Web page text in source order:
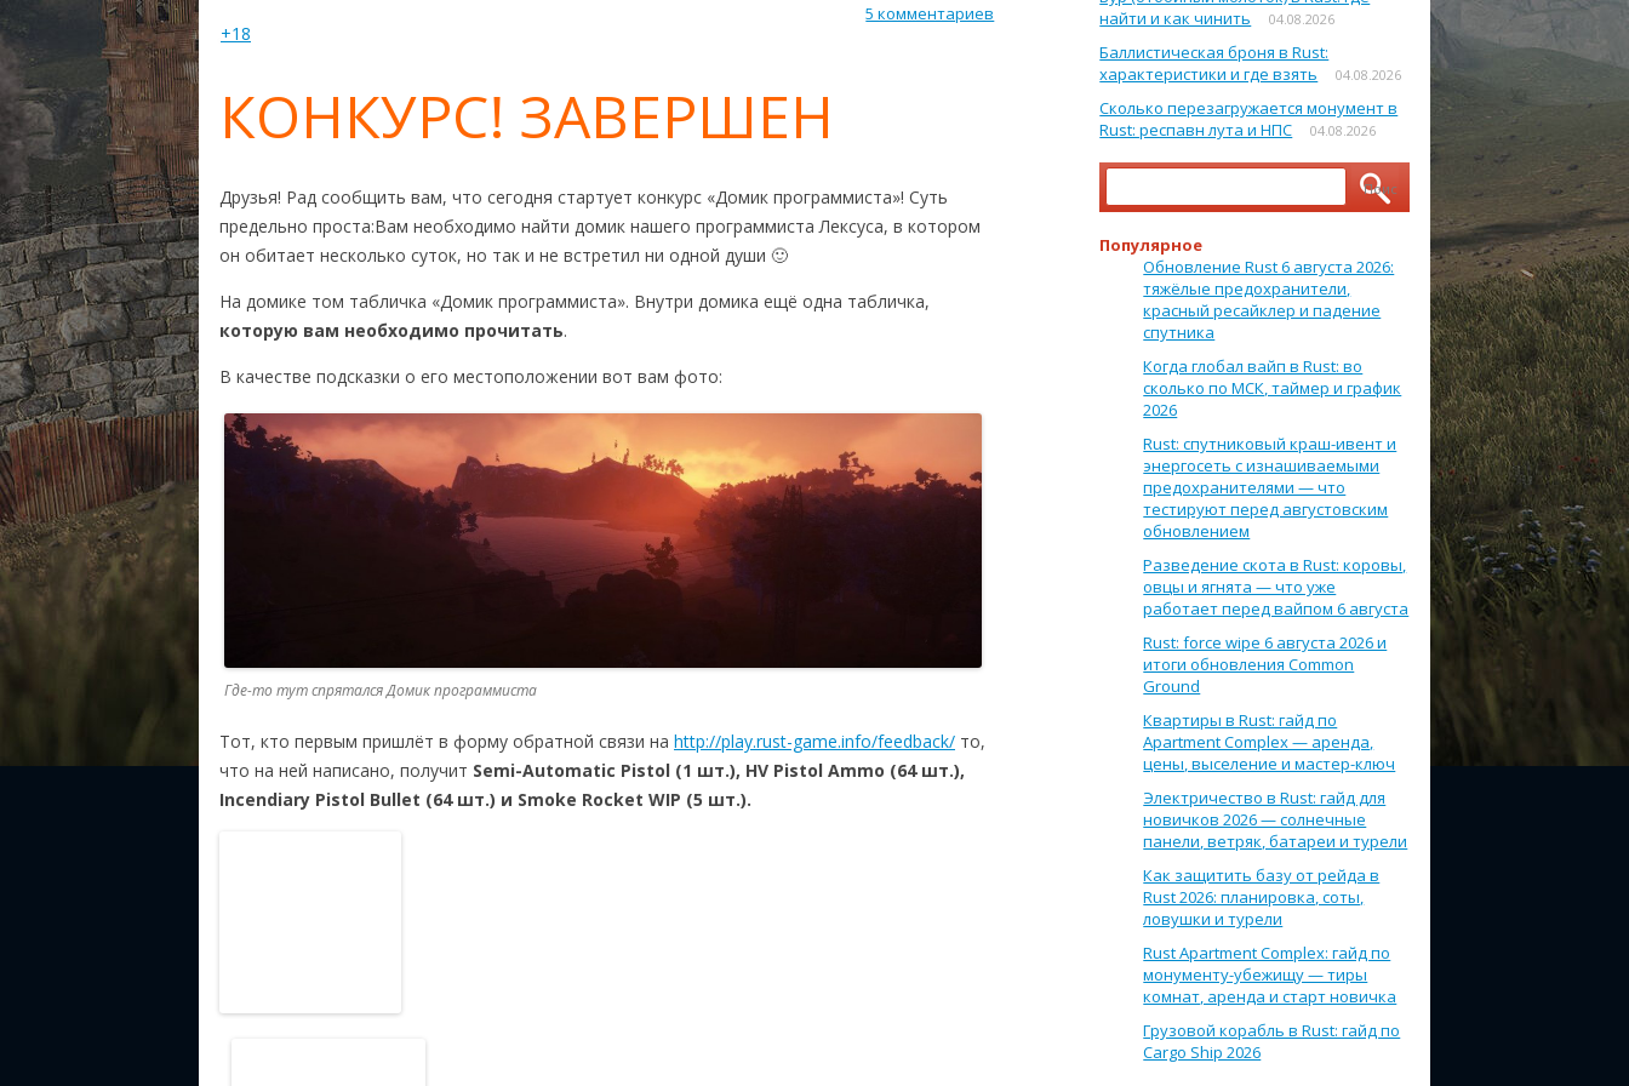
КАРТА РАЗРАБОТКИ
5 комментариев
+18
КОНКУРС! ЗАВЕРШЕН
Друзья! Рад сообщить вам, что сегодня стартует конкурс «Домик программиста»! Суть
предельно проста:Вам необходимо найти домик нашего программиста Лексуса, в котором
он обитает несколько суток, но так и не встретил ни одной души 🙂
На домике том табличка «Домик программиста». Внутри домика ещё одна табличка,
которую вам необходимо прочитать.
В качестве подсказки о его местоположении вот вам фото:
Где-то тут спрятался Домик программиста
Тот, кто первым пришлёт в форму обратной связи на http://play.rust-game.info/feedback/ то,
что на ней написано, получит Semi-Automatic Pistol (1 шт.), HV Pistol Ammo (64 шт.),
Incendiary Pistol Bullet (64 шт.) и Smoke Rocket WIP (5 шт.).
найти и как чинить
04.08.2026
Баллистическая броня в Rust:
характеристики и где взять
04.08.2026
Сколько перезагружается монумент в
Rust: респавн лута и НПС
04.08.2026
Найти:
Популярное
Обновление Rust 6 августа 2026:
тяжёлые предохранители,
красный ресайклер и падение
спутника
Когда глобал вайп в Rust: во
сколько по МСК, таймер и график
2026
Rust: спутниковый краш-ивент и
энергосеть с изнашиваемыми
предохранителями — что
тестируют перед августовским
обновлением
Разведение скота в Rust: коровы,
овцы и ягнята — что уже
работает перед вайпом 6 августа
Rust: force wipe 6 августа 2026 и
итоги обновления Common
Ground
Квартиры в Rust: гайд по
Apartment Complex — аренда,
цены, выселение и мастер-ключ
Электричество в Rust: гайд для
новичков 2026 — солнечные
панели, ветряк, батареи и турели
Как защитить базу от рейда в
Rust 2026: планировка, соты,
ловушки и турели
Rust Apartment Complex: гайд по
монументу-убежищу — тиры
комнат, аренда и старт новичка
Грузовой корабль в Rust: гайд по
Cargo Ship 2026